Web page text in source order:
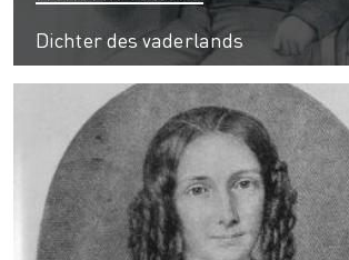
Dichter des vaderlands